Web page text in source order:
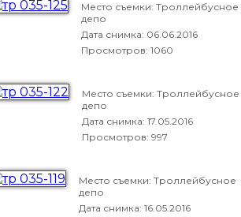
Место съемки: Троллейбусное
депо
Дата снимка: 06.06.2016
Просмотров: 1060
Место съемки: Троллейбусное
депо
Дата снимка: 17.05.2016
Просмотров: 997
Место съемки: Троллейбусное
депо
Дата снимка: 16.05.2016